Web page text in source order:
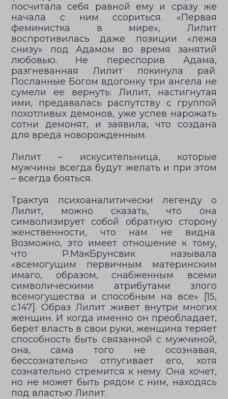
посчитала себя равной ему и сразу же
начала с ним ссориться. «Первая
феминистка в мире», Лилит
воспротивилась даже позиции «лежа
снизу» под Адамом во время занятий
любовью. Не переспорив Адама,
разгневанная Лилит покинула рай.
Посланные Богом вдогонку три ангела не
сумели ее вернуть: Лилит, настигнутая
ими, предавалась распутству с группой
похотливых демонов, уже успев нарожать
сотни демонят, и заявила, что создана
для вреда новорожденным.
Лилит – искусительница, которые
мужчины всегда будут желать и при этом
– всегда бояться.
Трактуя психоаналитически легенду о
Лилит, можно сказать, что она
символизирует собой обратную сторону
женственности, что нам не видна.
Возможно, это имеет отношение к тому,
что Р.МакБрунсвик называла
«всемогущим первичным материнским
имаго, образом, снабженным всеми
символическими атрибутами злого
всемогущества и способным на все» [15,
с.147]. Образ Лилит живет внутри многих
женщин. И когда именно он преобладает,
берет власть в свои руки, женщина теряет
способность быть связанной с мужчиной,
она, сама того не осознавая,
бессознательно отпугивает его, хотя
сознательно стремится к нему. Она хочет,
но не может быть рядом с ним, находясь
под властью Лилит.